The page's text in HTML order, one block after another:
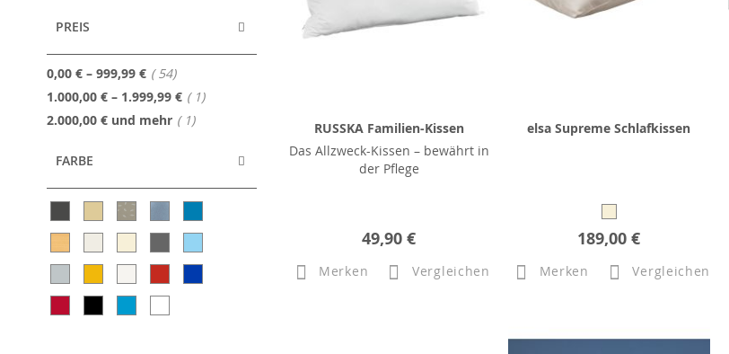
RUSSKA Familien-Kissen
Das Allzweck-Kissen – bewährt in
der Pflege
49,90 €
Merken Vergleichen
elsa Supreme Schlafkissen
189,00 €
Merken Vergleichen
PREIS
0,00 € – 999,99 € 54Artikel
1.000,00 € – 1.999,99 € 1Artikel
2.000,00 € und mehr 1Artikel
FARBE